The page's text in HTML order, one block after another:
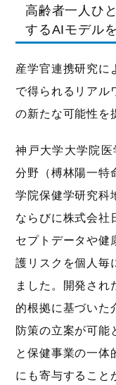
高齢者一人ひ
するAIモデル
産学官連携研究に
で得られるリアル
の新たな可能性を
神戸大学大学院
分野（榑林陽一特
学院保健学研究科
ならびに株式会社
セプトデータや健
護リスクを個人毎
ました。開発され
的根拠に基づいた
防策の立案が可能
と保健事業の一体
にも寄与すること